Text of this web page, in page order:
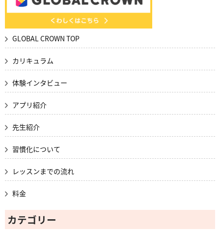
GLOBAL CROWN TOP
カリキュラム
体験インタビュー
アプリ紹介
先生紹介
習慣化について
レッスンまでの流れ
料金
カテゴリー